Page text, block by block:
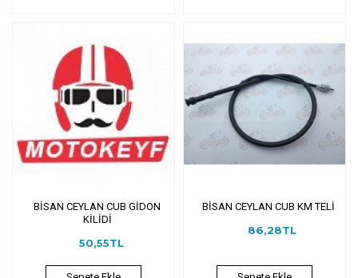
BİSAN CEYLAN CUB GİDON
KİLİDİ
50,55TL
BİSAN CEYLAN CUB KM TELİ
86,28TL